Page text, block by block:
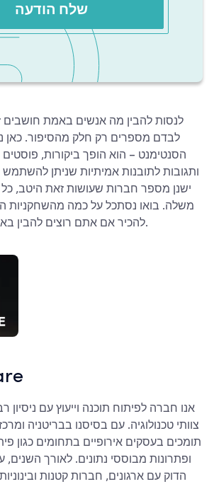
שלח הודעה
לנסות להבין מה אנשים באמת
לבדם מספרים רק חלק מהסיפור. כאן
הסנטימנט – הוא הופך ביקורות,
ותגובות לתובנות אמיתיות שניתן
ישנן מספר חברות שעושות זאת היטב, כל
משלה. בואו נסתכל על כמה מהשחקניות
להכיר אם אתם רוצים להבין באמת את הקהל שלכם.
אנו חברה לפיתוח תוכנה וייעוץ עם ניסיון
צוותי טכנולוגיה. עם בסיסנו בבריטניה
תומכים בעסקים אירופיים בתחומים כגון
ופתרונות מבוססי נתונים. לאורך השנים,
הדוק עם ארגונים, חברות קטנות